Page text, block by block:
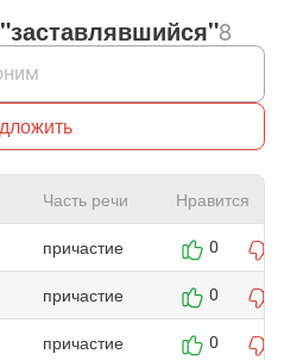
8
Часть речи Нравится
причастие 0
причастие 0
причастие 0